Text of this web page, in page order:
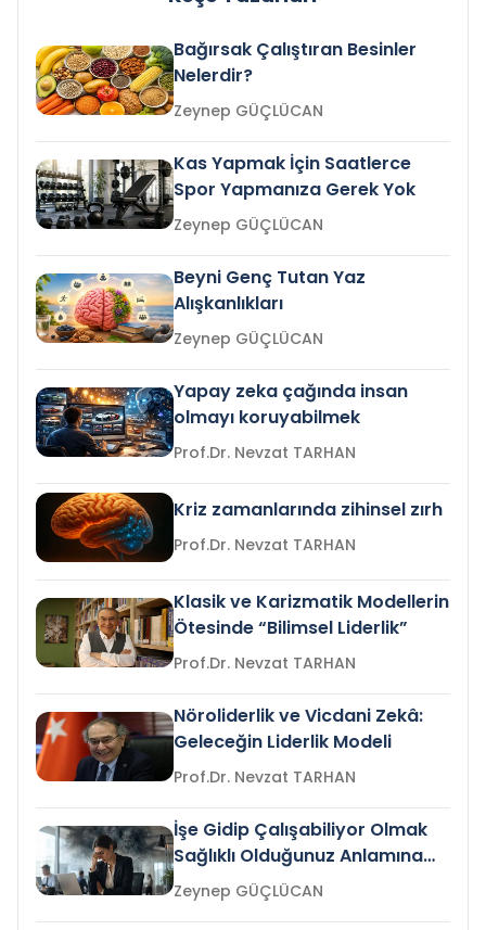
Bağırsak Çalıştıran Besinler
Nelerdir?
Zeynep GÜÇLÜCAN
Kas Yapmak İçin Saatlerce
Spor Yapmanıza Gerek Yok
Zeynep GÜÇLÜCAN
Beyni Genç Tutan Yaz
Alışkanlıkları
Zeynep GÜÇLÜCAN
Yapay zeka çağında insan
olmayı koruyabilmek
Prof.Dr. Nevzat TARHAN
Kriz zamanlarında zihinsel zırh
Prof.Dr. Nevzat TARHAN
Klasik ve Karizmatik Modellerin
Ötesinde “Bilimsel Liderlik”
Prof.Dr. Nevzat TARHAN
Nöroliderlik ve Vicdani Zekâ:
Geleceğin Liderlik Modeli
Prof.Dr. Nevzat TARHAN
İşe Gidip Çalışabiliyor Olmak
Sağlıklı Olduğunuz Anlamına
Gelir mi?Zeynep GÜÇLÜCAN